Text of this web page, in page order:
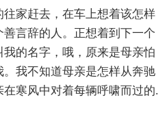
家赶去，在车上想着该怎样
言辞的人。正想着到下一个
的名字，哦，原来是母亲怕
我不知道母亲是怎样从奔驰
寒风中对着每辆呼啸而过的.